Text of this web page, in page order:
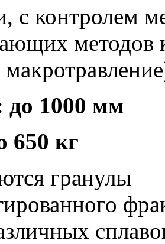
с контролем
до 1000 мм
650 кг
гранулы